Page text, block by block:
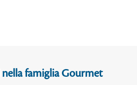
famiglia Gourmet